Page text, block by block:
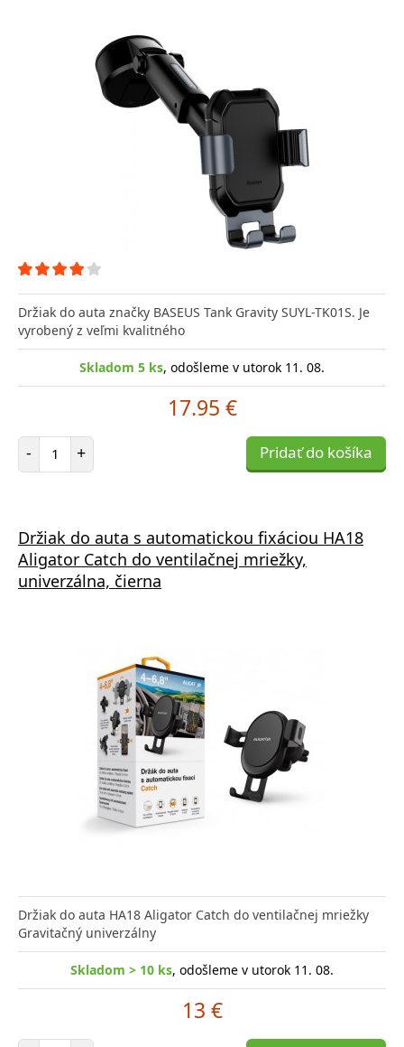
Držiak do auta značky BASEUS Tank Gravity SUYL-TK01S. Je
vyrobený z veľmi kvalitného
Skladom 5 ks, odošleme v utorok 11. 08.
17.95 €
- Počet položiek
+ Pridať do košíka
Držiak do auta s automatickou fixáciou HA18
Aligator Catch do ventilačnej mriežky,
univerzálna, čierna
Držiak do auta HA18 Aligator Catch do ventilačnej mriežky
Gravitačný univerzálny
Skladom > 10 ks, odošleme v utorok 11. 08.
13 €